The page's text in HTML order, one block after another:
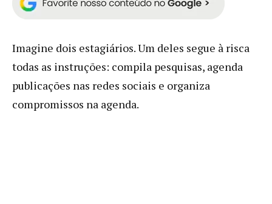
Imagine dois estagiários. Um deles segue à risca
todas as instruções: compila pesquisas, agenda
publicações nas redes sociais e organiza
compromissos na agenda.